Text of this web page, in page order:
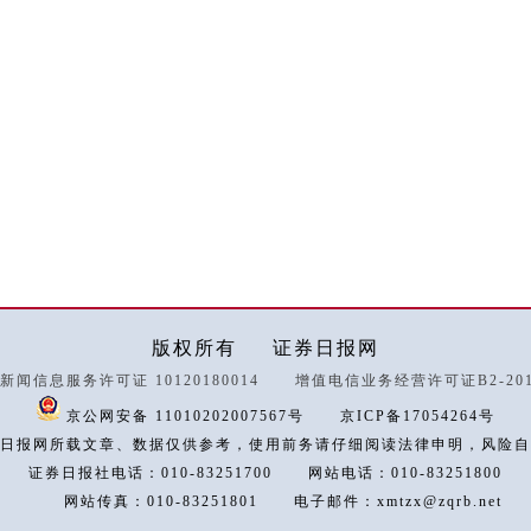
版权所有 证券日报网
闻信息服务许可证 10120180014 增值电信业务经营许可证B2-
京公网安备 11010202007567号
京ICP备17054264号
报网所载文章、数据仅供参考，使用前务请仔细阅读法律申明，风险
证券日报社电话：010-83251700
网站电话：010-83251800
网站传真：010-83251801
电子邮件：xmtzx@zqrb.net